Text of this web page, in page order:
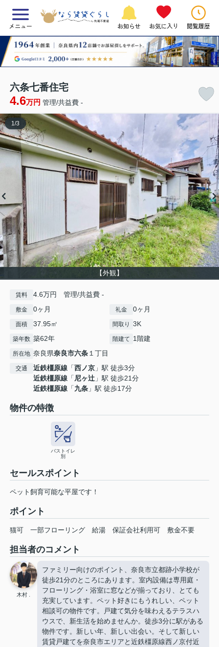
メニュー お知らせ お気に入り 閲覧履歴
六条七番住宅
4.6万円 管理/共益費 -
【外観】
1/3
賃料 4.6万円 管理/共益費 -
敷金 0ヶ月 礼金 0ヶ月
面積 37.95㎡ 間取り 3K
築年数 築62年 階建て 1階建
所在地 奈良県奈良市六条 １丁目
交通 近鉄橿原線 「西ノ京 」駅 徒歩3分
近鉄橿原線 「尼ヶ辻 」駅 徒歩21分
近鉄橿原線 「九条 」駅 徒歩17分
物件の特徴
バストイレ
別
セールスポイント
ペット飼育可能な平屋です！
ポイント
猫可 一部フローリング 給湯 保証会社利用可 敷金不要
担当者のコメント
木村 .
ファミリー向けのポイント、奈良市立都跡小学校が
徒歩21分のところにあります。室内設備は専用庭・
フローリング・浴室に窓などが揃っており、とても
充実しています。ペット好きにもうれしい、ペット
相談可の物件です。戸建て気分を味わえるテラスハ
ウスで、新生活を始めませんか。徒歩3分に駅がある
物件です。新しい年、新しい出会い。そして新しい
賃貸戸建てを奈良市エリアと近鉄橿原線西ノ京付近